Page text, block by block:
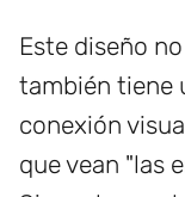
Este diseño
también tiene
conexión
que vean "las